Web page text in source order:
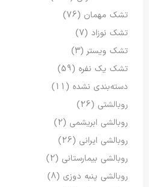
تشک مهمان (76)
تشک نوزاد (7)
تشک ویستر(3)
تشک یک نفره (59)
دسته‌بندی نشده (11)
روبالشتی (26)
روبالشی ابریشمی (2)
روبالشی ایرانی (26)
روبالشی بیمارستانی (2)
روبالشی پنبه دوزی (8)